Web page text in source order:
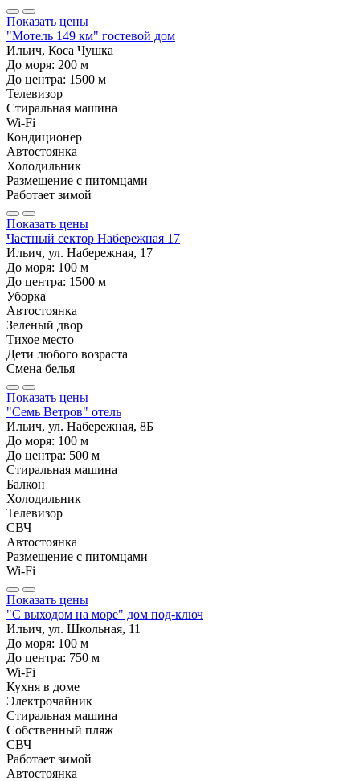
Показать цены
"Мотель 149 км" гостевой дом
Ильич, Коса Чушка
До моря: 200 м
До центра: 1500 м
Телевизор
Стиральная машина
Wi-Fi
Кондиционер
Автостоянка
Холодильник
Размещение с питомцами
Работает зимой
Показать цены
Частный сектор Набережная 17
Ильич, ул. Набережная, 17
До моря: 100 м
До центра: 1500 м
Уборка
Автостоянка
Зеленый двор
Тихое место
Дети любого возраста
Смена белья
Показать цены
"Семь Ветров" отель
Ильич, ул. Набережная, 8Б
До моря: 100 м
До центра: 500 м
Стиральная машина
Балкон
Холодильник
Телевизор
СВЧ
Автостоянка
Размещение с питомцами
Wi-Fi
Показать цены
"С выходом на море" дом под-ключ
Ильич, ул. Школьная, 11
До моря: 100 м
До центра: 750 м
Wi-Fi
Кухня в доме
Электрочайник
Стиральная машина
Собственный пляж
СВЧ
Работает зимой
Автостоянка